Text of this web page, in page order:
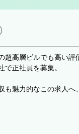
超高層ビルでも高い評
で正社員を募集。
も魅力的なこの求人へ